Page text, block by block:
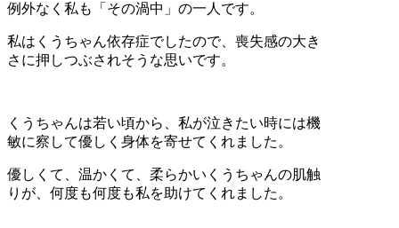
例外なく私も「その渦中」の一人です。
私はくうちゃん依存症でしたので、喪失感の大き
さに押しつぶされそうな思いです。
くうちゃんは若い頃から、私が泣きたい時には機
敏に察して優しく身体を寄せてくれました。
優しくて、温かくて、柔らかいくうちゃんの肌触
りが、何度も何度も私を助けてくれました。